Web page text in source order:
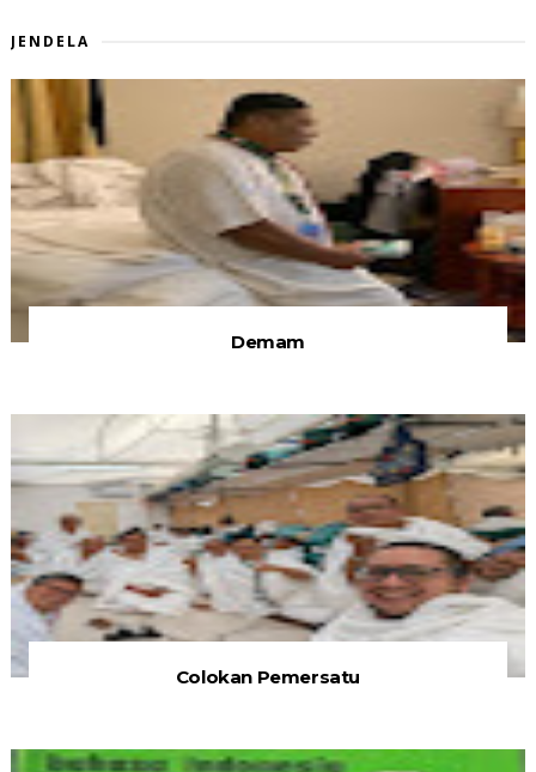
JENDELA
Demam
Colokan Pemersatu